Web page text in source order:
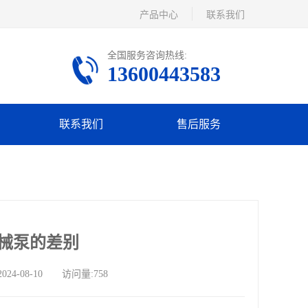
联系我们
产品中心
全国服务咨询热线:
13600443583
联系我们 售后服务
泵的差别
08-10 访问量:758